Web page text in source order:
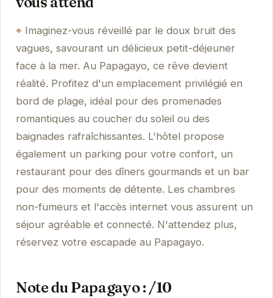
Imaginez-vous réveillé par le doux bruit des
vagues, savourant un délicieux petit-déjeuner
face à la mer. Au Papagayo, ce rêve devient
réalité. Profitez d'un emplacement privilégié en
bord de plage, idéal pour des promenades
romantiques au coucher du soleil ou des
baignades rafraîchissantes. L'hôtel propose
également un parking pour votre confort, un
restaurant pour des dîners gourmands et un bar
pour des moments de détente. Les chambres
non-fumeurs et l'accès internet vous assurent un
séjour agréable et connecté. N'attendez plus,
réservez votre escapade au Papagayo.
Note du Papagayo : /10